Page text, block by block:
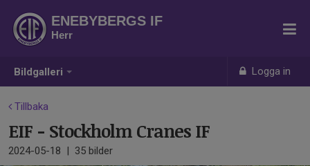
Bildgalleri Logga in
ENEBYBERGS IF
Herr
Tillbaka
EIF - Stockholm Cranes IF
2024-05-18 | 35 bilder